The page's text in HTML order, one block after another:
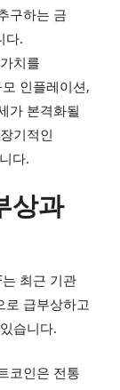
구하는 금
다.
치를
인플레이션,
가 본격화될
기적인
다.
상과
는 최근 기관
로 급부상하고
습니다.
코인은 전통